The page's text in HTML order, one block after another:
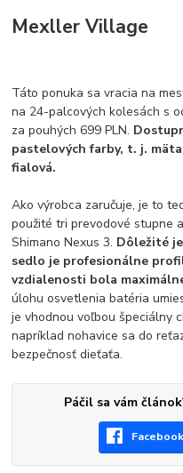
Mexller Village
Táto ponuka sa vracia na
na 24-palcových kolesách s
za pouhých 699 PLN.
pastelových farby, t. j.
fialová.
Ako výrobca zaručuje, je to
použité tri prevodové stupne
Shimano Nexus 3. Dôležité
sedlo je profesionálne
vzdialenosti bola
úlohu osvetlenia batéria
je vhodnou voľbou špeciálny
napríklad nohavice sa do
bezpečnosť dieťaťa.
Páčil sa vám
Facebook